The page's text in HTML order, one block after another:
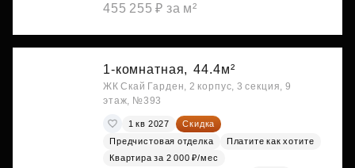
455 255 ₽ за м²
1-комнатная, 44.4м²
ЖК Скай Гарден, 2 корпус, 3 секция, 9
этаж, №393
1 кв 2027
Скидка
Предчистовая отделка
Платите как хотите
Квартира за 2 000 ₽/мес